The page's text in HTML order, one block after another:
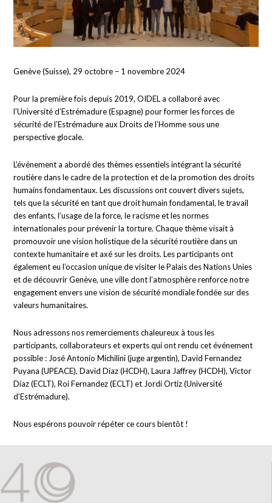
Genève (Suisse), 29 octobre – 1 novembre 2024
Pour la première fois depuis 2019, OIDEL a collaboré avec
l’Université d’Estrémadure (Espagne) pour former les forces de
sécurité de l’Estrémadure aux Droits de l’Homme sous une
perspective glocale.
L’événement a abordé des thèmes essentiels intégrant la sécurité
routière dans le cadre de la protection et de la promotion des droits
humains fondamentaux. Les discussions ont couvert divers sujets,
tels que la sécurité en tant que droit humain fondamental, le travail
des enfants, l’usage de la force, le racisme et les normes
internationales pour prévenir la torture. Chaque thème visait à
promouvoir une vision holistique de la sécurité routière dans un
contexte humanitaire et axé sur les droits. Les participants ont
également eu l’occasion unique de visiter le Palais des Nations Unies
et de découvrir Genève, une ville dont l’atmosphère renforce notre
engagement envers une vision de sécurité mondiale fondée sur des
valeurs humanitaires.
Nous adressons nos remerciements chaleureux à tous les
participants, collaborateurs et experts qui ont rendu cet événement
possible : José Antonio Michilini (juge argentin), David Fernandez
Puyana (UPEACE), David Díaz (HCDH), Laura Jaffrey (HCDH), Victor
Díaz (ECLT), Roi Fernandez (ECLT) et Jordi Ortiz (Université
d’Estrémadure).
Nous espérons pouvoir répéter ce cours bientôt !